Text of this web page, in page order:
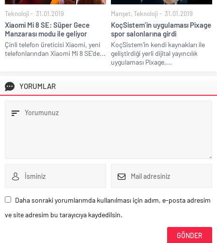
Teknoloji 31.01.2019
Xiaomi Mi 8 SE: Süper Gece
Manzarası modu ile geliyor
Çinli telefon üreticisi Xiaomi, yeni
telefonlarından Xiaomi Mi 8 SE'de...
Manşet, Teknoloji 31.01.2019
KoçSistem’in uygulaması Pixage
spor salonlarına girdi
KoçSistem’in kendi kaynakları ile
geliştirdiği yerli dijital yayıncılık
uygulaması Pixage,...
YORUMLAR
Daha sonraki yorumlarımda kullanılması için adım, e-posta adresim
ve site adresim bu tarayıcıya kaydedilsin.